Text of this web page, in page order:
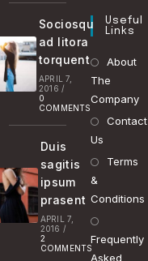
Sociosqu
ad litora
torquent
APRIL 7,
2016 /
0
COMMENTS
Duis
sagitis
ipsum
prasent
APRIL 7,
2016 /
2
COMMENTS
Useful
Links
About
The
Company
Contact
Us
Terms
&
Conditions
Frequently
Asked